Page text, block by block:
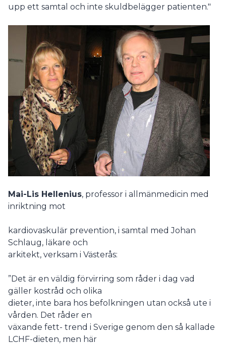
upp ett samtal och inte skuldbelägger patienten."
Mai-Lis Hellenius, professor i allmänmedicin med
inriktning mot
kardiovaskulär prevention, i samtal med Johan
Schlaug, läkare och
arkitekt, verksam i Västerås:
”Det är en väldig förvirring som råder i dag vad
gäller kostråd och olika
dieter, inte bara hos befolkningen utan också ute i
vården. Det råder en
växande fett- trend i Sverige genom den så kallade
LCHF-dieten, men här